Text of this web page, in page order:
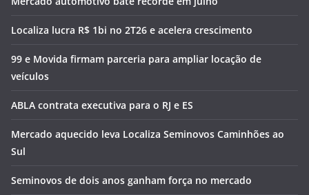
Localiza lucra R$ 1bi no 2T26 e acelera crescimento
99 e Movida firmam parceria para ampliar locação de
veículos
ABLA contrata executiva para o RJ e ES
Mercado aquecido leva Localiza Seminovos Caminhões ao
Sul
Seminovos de dois anos ganham força no mercado